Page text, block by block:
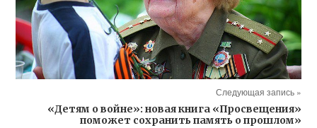
Следующая запись »
«Детям о войне»: новая книга «Просвещения»
поможет сохранить память о прошлом»